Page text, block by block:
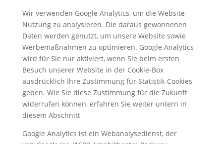
Wir verwenden Google Analytics, um die Website-
Nutzung zu analysieren. Die daraus gewonnenen
Daten werden genutzt, um unsere Website sowie
Werbemaßnahmen zu optimieren. Google Analytics
wird für Sie nur aktiviert, wenn Sie beim ersten
Besuch unserer Website in der Cookie-Box
ausdrücklich Ihre Zustimmung für Statistik-Cookies
geben. Wie Sie diese Zustimmung für die Zukunft
widerrufen können, erfahren Sie weiter untern in
diesem Abschnitt
Google Analytics ist ein Webanalysedienst, der